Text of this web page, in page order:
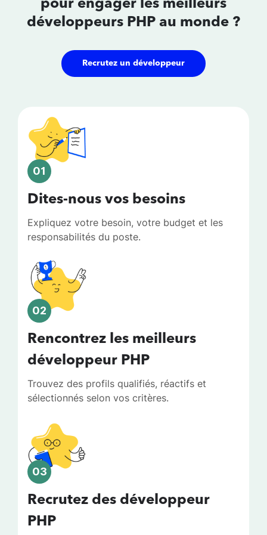
pour engager les meilleurs
développeurs PHP au monde ?
Recrutez un développeur
01
Dites-nous vos besoins
Expliquez votre besoin, votre budget et les
responsabilités du poste.
02
Rencontrez les meilleurs
développeur PHP
Trouvez des profils qualifiés, réactifs et
sélectionnés selon vos critères.
03
Recrutez des développeur
PHP